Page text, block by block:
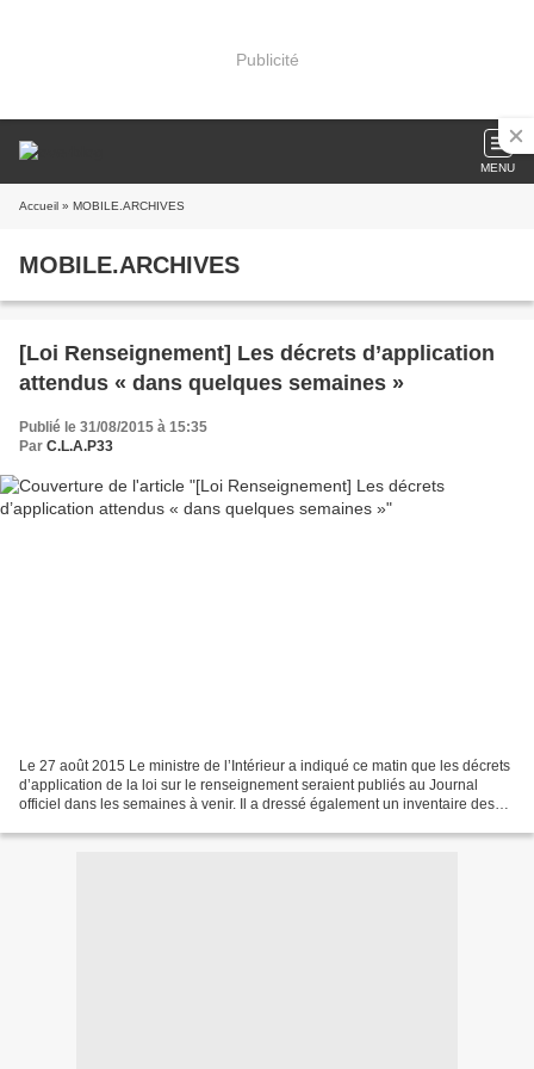
Publicité
MENU
Accueil » MOBILE.ARCHIVES
MOBILE.ARCHIVES
[Loi Renseignement] Les décrets d’application
attendus « dans quelques semaines »
Publié le 31/08/2015 à 15:35
Par C.L.A.P33
Le 27 août 2015 Le ministre de l’Intérieur a indiqué ce matin que les décrets
d’application de la loi sur le renseignement seraient publiés au Journal
officiel dans les semaines à venir. Il a dressé également un inventaire des